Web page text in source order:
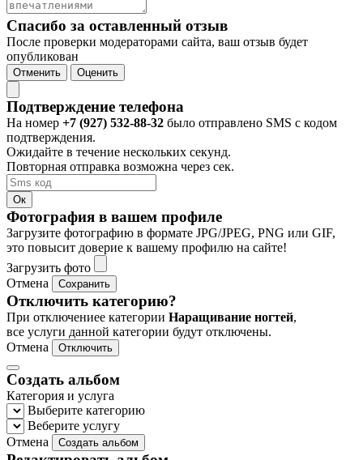
Спасибо за оставленный отзыв
После проверки модераторами сайта, ваш отзыв будет
опубликован
Отменить Оценить
Подтверждение телефона
На номер +7 (927) 532-88-32 было отправлено SMS с кодом
подтверждения.
Ожидайте в течение нескольких секунд.
Повторная отправка возможна через сек.
Ок
Фотография в вашем профиле
Загрузите фотографию в формате JPG/JPEG, PNG или GIF,
это повысит доверие к вашему профилю на сайте!
Загрузить фото
Отмена
Сохранить
Отключить категорию?
При отключениее категории Наращивание ногтей,
все услуги данной категории будут отключены.
Отмена
Отключить
Создать альбом
Категория и услуга
Выберите категорию
Веберите услугу
Отмена
Создать альбом